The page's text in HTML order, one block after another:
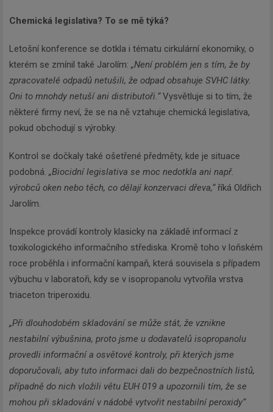
Chemická legislativa? To se mě týká?
Letošní konference se dotkla i tématu cirkulární ekonomiky, o
kterém se zmínil také Jarolím: „Není problém jen s tím, že by
zpracovatelé odpadů netušili, že odpad obsahuje SVHC látky.
Oni to mnohdy netuší ani distributoři.“Vysvětluje si to tím, že
některé firmy neví, že se na ně vztahuje chemická legislativa,
pokud obchodují s výrobky.
Kontrol se dočkaly také ošetřené předměty, kde je situace
podobná. „Biocidní legislativa se moc nedotkla ani např.
výrobců oken nebo těch, co dělají konzervaci dřeva,“říká Oldřich
Jarolím.
Inspekce provádí kontroly klasicky na základě informací z
toxikologického informačního střediska. Kromě toho v loňském
roce proběhla i informační kampaň, která souvisela s případem
výbuchu v laboratoři, kdy se v isopropanolu vytvořila vrstva
triaceton triperoxidu.
„Při dlouhodobém skladování se může stát, že vznikne
nestabilní výbušnina, proto jsme u dodavatelů isopropanolu
provedli informační a osvětové kontroly, při kterých jsme
doporučovali, aby tuto informaci dali do bezpečnostních listů,
případně do nich vložili větu EUH 019 a upozornili tím, že se
mohou při skladování v nádobě vytvořit nestabilní peroxidy“